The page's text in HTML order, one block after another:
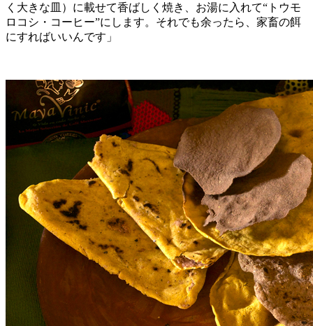
く大きな皿）に載せて香ばしく焼き、お湯に入れて“トウモ
ロコシ・コーヒー”にします。それでも余ったら、家畜の餌
にすればいいんです」